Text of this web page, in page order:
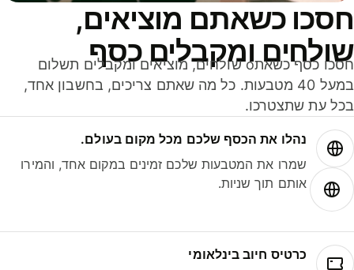
כשאתם מוציאים,
ומקבלים כסף
חסכו כסף כשאתo שולחים, מוציאים ומקבלים תשלום
במעל 40 מטבעות. כל מה שאתם צריכים, בחשבון אחד,
עת שתצטרכו.
נהלו את הכסף שלכם מכל מקום בעולם.
שמרו את המטבעות שלכם זמינים במקום אחד, והמירו
אותם תוך שניות.
כרטיס חיוב בינלאומי